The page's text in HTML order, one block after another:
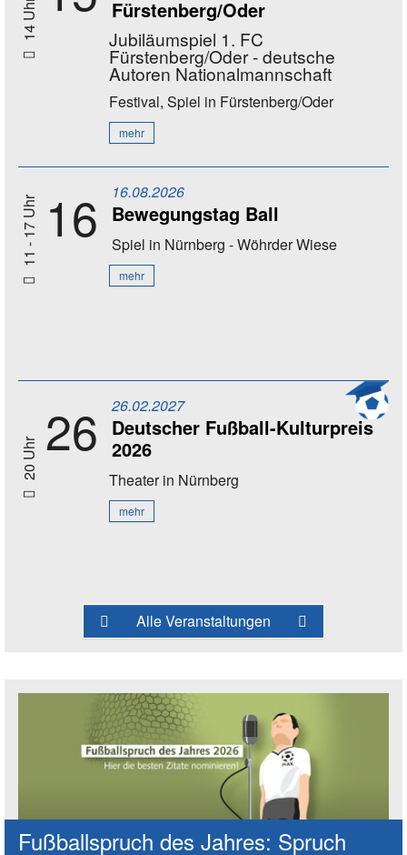
14 Uhr
Fürstenberg/Oder
Jubiläumspiel 1. FC
Fürstenberg/Oder - deutsche
Autoren Nationalmannschaft
Festival, Spiel in Fürstenberg/Oder
mehr
11 - 17 Uhr 16 16.08.2026
Bewegungstag Ball
Spiel in Nürnberg - Wöhrder Wiese
mehr
20 Uhr 26 26.02.2027
Deutscher Fußball-Kulturpreis
2026
Theaterin Nürnberg
mehr
Alle Veranstaltungen
Fußballspruch des Jahres: Spruch